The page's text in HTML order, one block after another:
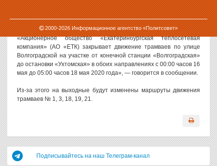
2000-2026Информационное агентство «Политсовет»
Как сообщили в пресс-службе городской администрации,
перекрытие пройдет из-за ремонта тепломагистрали.
«Акционерное общество «Екатеринбургская теплосетевая
компания» (АО «ЕТК) закрывает движение трамваев по улице
Волгоградской на участке от конечной станции «Волгоградская»
до остановки «Ухтомская» в обоих направлениях с 00:00 часов 16
мая до 05:00 часов 18 мая 2020 года», — говорится в сообщении.
Из-за этого на выходные будут изменены маршруты движения
трамваев № 1, 3, 18, 19, 21.
Подписывайтесь на наш Телеграм-канал